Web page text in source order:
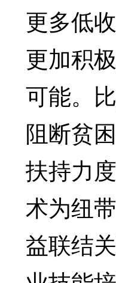
更多低
更加积
可能。
阻断贫
扶持力
术为纽
益联结